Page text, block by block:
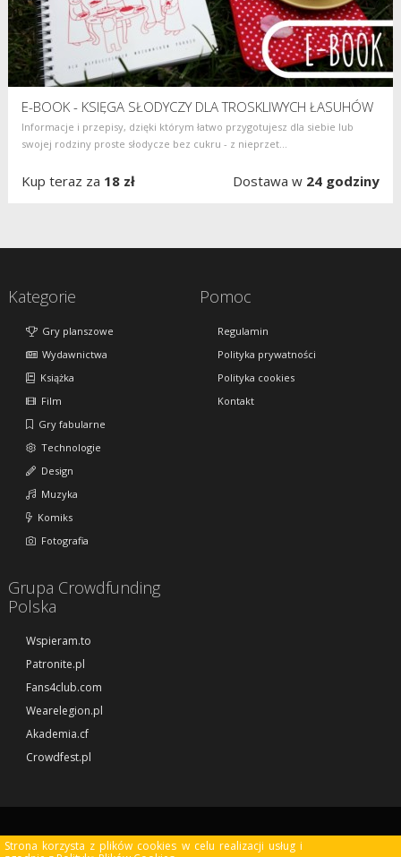
Strona korzysta z plików cookies w celu realizacji usług i
E-BOOK - KSIĘGA SŁODYCZY DLA TROSKLIWYCH ŁASUHÓW
Informacje i przepisy, dzięki którym łatwo przygotujesz dla siebie lub
swojej rodziny proste słodycze bez cukru - z nieprzet...
Kup teraz za 18 zł Dostawa w 24 godziny
Kategorie
Gry planszowe
Wydawnictwa
Książka
Film
Gry fabularne
Technologie
Design
Muzyka
Komiks
Fotografia
Pomoc
Regulamin
Polityka prywatności
Polityka cookies
Kontakt
Grupa Crowdfunding
Polska
Wspieram.to
Patronite.pl
Fans4club.com
Wearelegion.pl
Akademia.cf
Crowdfest.pl
© Copyright 2013 - 2026 Crowdmade.pl. All rights reserved. Created and